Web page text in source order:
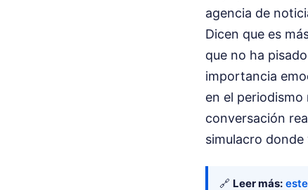
agencia de
Dicen que es
que no ha
importancia
en el periodismo
conversación
simulacro
🔗 Leer más: